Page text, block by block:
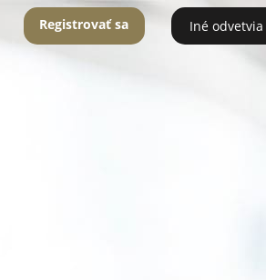
Registrovať sa Iné odvetvia